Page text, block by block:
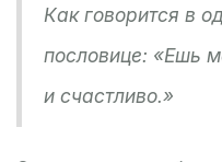
Как говорится в
пословице: «Ешь
и счастливо.»